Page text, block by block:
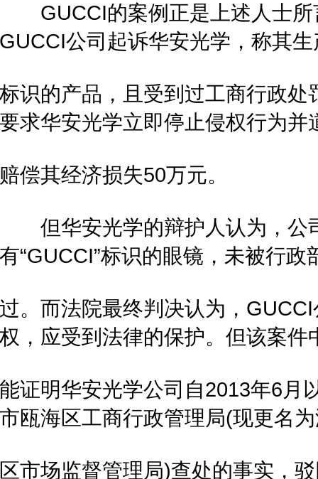
GUCCI的案例正是上述人士所
GUCCI公司起诉华安光学，称其生
标识的产品，且受到过工商行政
要求华安光学立即停止侵权行为并
赔偿其经济损失50万元。
但华安光学的辩护人认为，公司
有“GUCCI”标识的眼镜，未被行政
过。而法院最终判决认为，
权，应受到法律的保护。但该案件
能证明华安光学公司自2013年6月
市瓯海区工商行政管理局(现更名
区市场监督管理局)查处的事实，